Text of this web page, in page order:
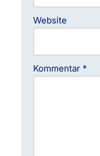
Website
Kommentar *